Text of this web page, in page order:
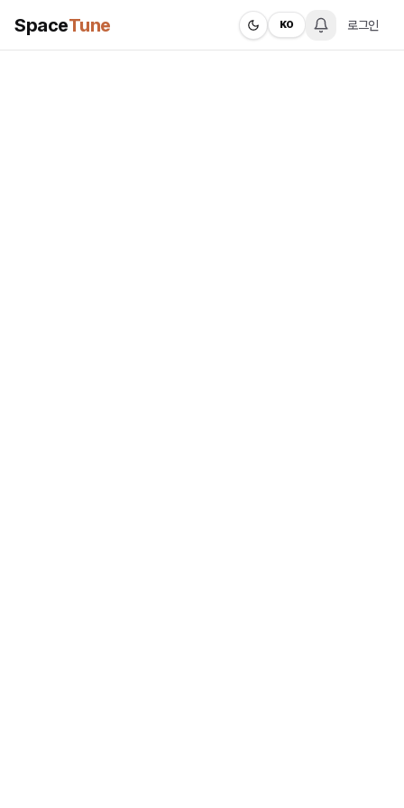
SpaceTune KO 로그인